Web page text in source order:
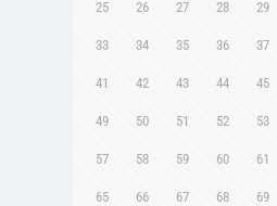
25 26 27 28 29
33 34 35 36 37
41 42 43 44 45
49 50 51 52 53
57 58 59 60 61
65 66 67 68 69